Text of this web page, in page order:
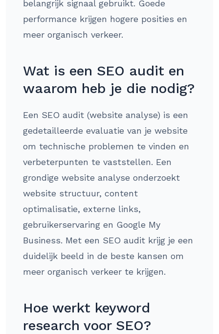
belangrijk signaal gebruikt. Goede
performance krijgen hogere posities en
meer organisch verkeer.
Wat is een SEO audit en
waarom heb je die nodig?
Een SEO audit (website analyse) is een
gedetailleerde evaluatie van je website
om technische problemen te vinden en
verbeterpunten te vaststellen. Een
grondige website analyse onderzoekt
website structuur, content
optimalisatie, externe links,
gebruikerservaring en Google My
Business. Met een SEO audit krijg je een
duidelijk beeld in de beste kansen om
meer organisch verkeer te krijgen.
Hoe werkt keyword
research voor SEO?